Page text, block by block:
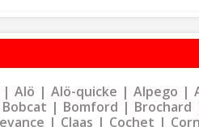
Alö Alö-quicke Alpego
Bobcat Bomford Brochard
Claas Cochet